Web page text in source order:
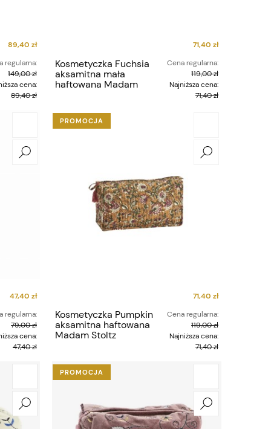
89,40 zł
regularna:
149,00 zł
cena:
89,40 zł
Kosmetyczka Fuchsia
aksamitna mała
haftowana Madam
71,40 zł
Cena regularna:
119,00 zł
Najniższa cena:
71,40 zł
47,40 zł
regularna:
79,00 zł
cena:
47,40 zł
Kosmetyczka Pumpkin
aksamitna haftowana
Madam Stoltz
71,40 zł
Cena regularna:
119,00 zł
Najniższa cena:
71,40 zł
PROMOCJA
PROMOCJA